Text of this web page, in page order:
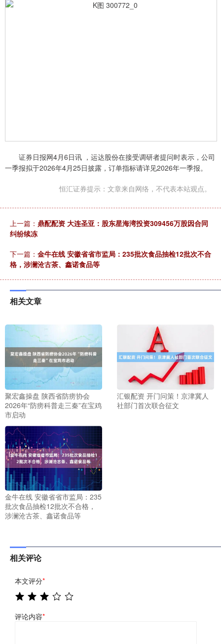
证券日报网4月6日讯 ，运达股份在接受调研者提问时表示，公司
一季报拟于2026年4月25日披露，订单指标请详见2026年一季报。
恒汇证券提示：文章来自网络，不代表本站观点。
上一篇： 鼎配配资 大连圣亚：股东星海湾投资309456万股因合同
纠纷续冻
下一篇： 金牛在线 安徽省省市监局：235批次食品抽检12批次不合
格，涉澜沧古茶、鑫诺食品等
相关文章
聚宏鑫操盘 陕西省防痨协会
2026年“防痨科普走三秦”在宝鸡
市启动
汇银配资 开门问策！京津冀人
社部门首次联合征文
金牛在线 安徽省省市监局：235
批次食品抽检12批次不合格，
涉澜沧古茶、鑫诺食品等
相关评论
本文评分*
评论内容*